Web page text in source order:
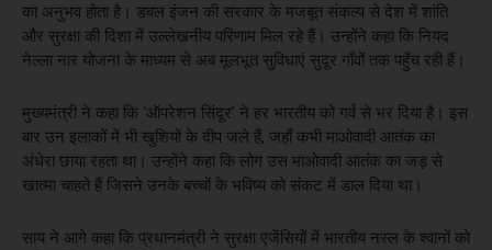
का अनुभव होता है। डबल इंजन की सरकार के मजबूत संकल्प से देश में शांति
और सुरक्षा की दिशा में उल्लेखनीय परिणाम मिल रहे हैं। उन्होंने कहा कि नियद
नेल्ला नार योजना के माध्यम से अब मूलभूत सुविधाएं सुदूर गाँवों तक पहुँच रही हैं।
मुख्यमंत्री ने कहा कि ‘ऑपरेशन सिंदूर’ ने हर भारतीय को गर्व से भर दिया है। इस
बार उन इलाकों में भी खुशियों के दीप जले हैं, जहाँ कभी माओवादी आतंक का
अंधेरा छाया रहता था। उन्होंने कहा कि लोग उस माओवादी आतंक का जड़ से
खात्मा चाहते हैं जिसने उनके बच्चों के भविष्य को संकट में डाल दिया था।
साय ने आगे कहा कि प्रधानमंत्री ने सुरक्षा एजेंसियों में भारतीय नस्ल के श्वानों को